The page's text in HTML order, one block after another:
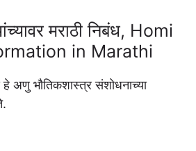
मराठी निबंध, Homi
in Marathi
हे अणु भौतिकशास्त्र संशोधनाच्या